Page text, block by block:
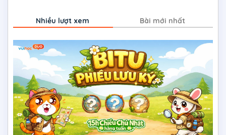
Nhiều lượt xem Bài mới nhất